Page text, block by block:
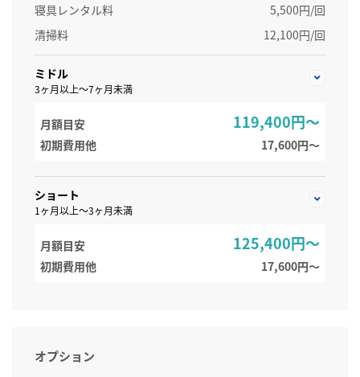
寝具レンタル料
5,500円/回
清掃料
12,100円/回
ミドル
3ヶ月以上～7ヶ月未満
月額目安 119,400円～
初期費用他 17,600円〜
ショート
1ヶ月以上～3ヶ月未満
月額目安 125,400円～
初期費用他 17,600円〜
オプション